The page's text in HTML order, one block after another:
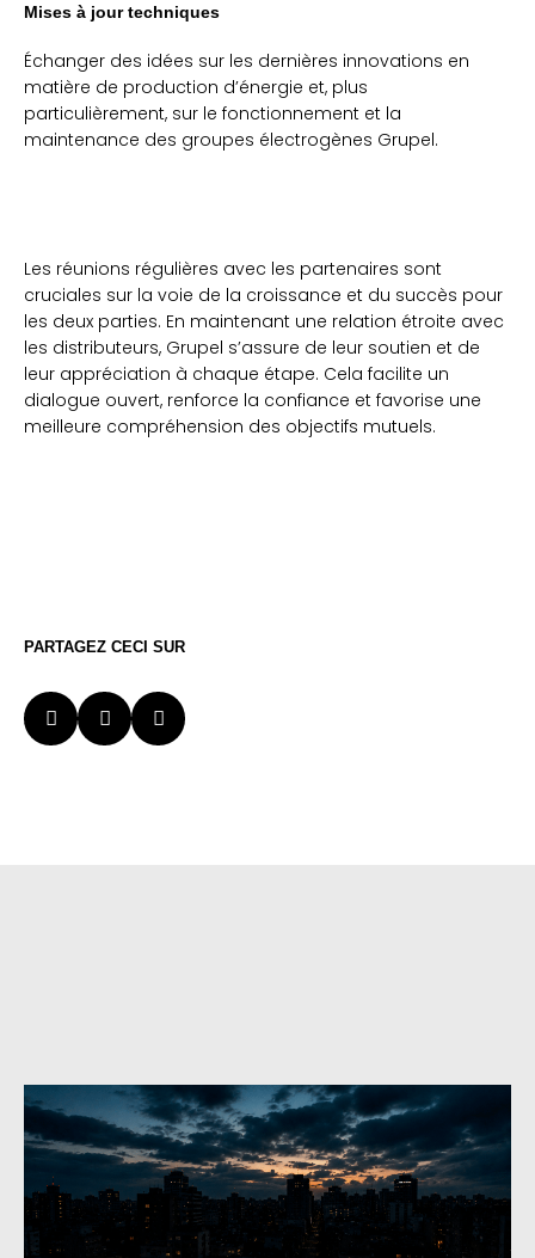
Mises à jour techniques
Échanger des idées sur les dernières innovations en
matière de production d’énergie et, plus
particulièrement, sur le fonctionnement et la
maintenance des groupes électrogènes Grupel.
Les réunions régulières avec les partenaires sont
cruciales sur la voie de la croissance et du succès pour
les deux parties. En maintenant une relation étroite avec
les distributeurs, Grupel s’assure de leur soutien et de
leur appréciation à chaque étape. Cela facilite un
dialogue ouvert, renforce la confiance et favorise une
meilleure compréhension des objectifs mutuels.
PARTAGEZ CECI SUR